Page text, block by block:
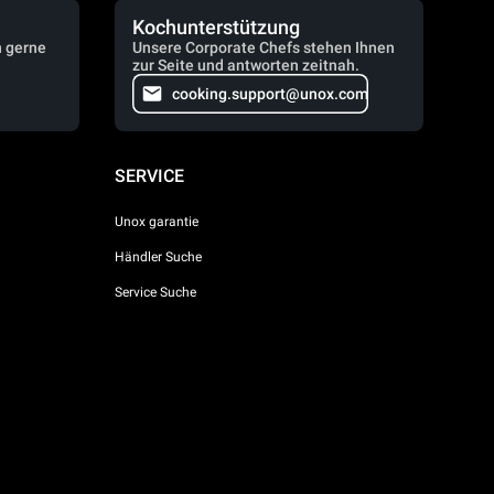
gerne
Kochunterstützung
Unsere Corporate Chefs stehen Ihnen
zur Seite und antworten zeitnah.
cooking.support@unox.com
SERVICE
Unox garantie
Händler Suche
Service Suche